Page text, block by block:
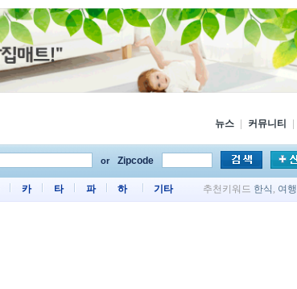
뉴스 커뮤니티
or Zipcode
카 타 파 하 기타 추천키워드 한식 , 여행